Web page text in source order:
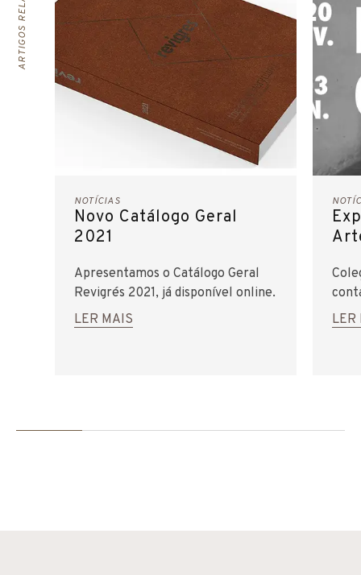
NOTÍCIAS
Novo Catálogo Geral
2021
Apresentamos o Catálogo Geral
Revigrés 2021, já disponível online.
LER MAIS
pela
LER